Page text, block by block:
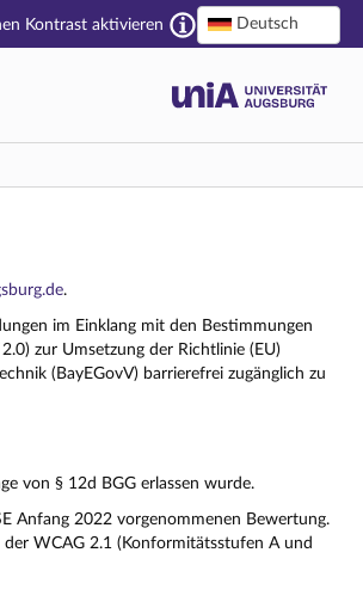
Kontrast aktivieren Deutsch
.
im Einklang mit den Bestimmungen
zur Umsetzung der Richtlinie (EU)
(BayEGovV) barrierefrei zugänglich zu
von § 12d BGG erlassen wurde.
Anfang 2022 vorgenommenen Bewertung.
WCAG 2.1 (Konformitätsstufen A und